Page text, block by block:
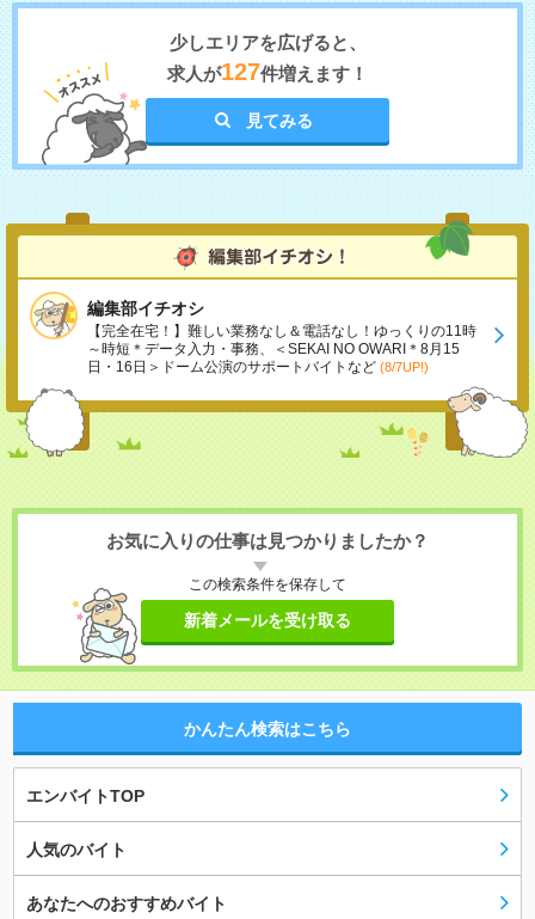
少しエリアを広げると、
求人が127件増えます！
見てみる
編集部イチオシ
【完全在宅！】難しい業務なし＆電話なし！ゆっくりの11時
～時短＊データ入力・事務、＜SEKAI NO OWARI＊8月15
日・16日＞ドーム公演のサポートバイトなど (8/7UP!)
お気に入りの仕事は見つかりましたか？
この検索条件を保存して
新着メールを受け取る
かんたん検索はこちら
エンバイトTOP
人気のバイト
あなたへのおすすめバイト